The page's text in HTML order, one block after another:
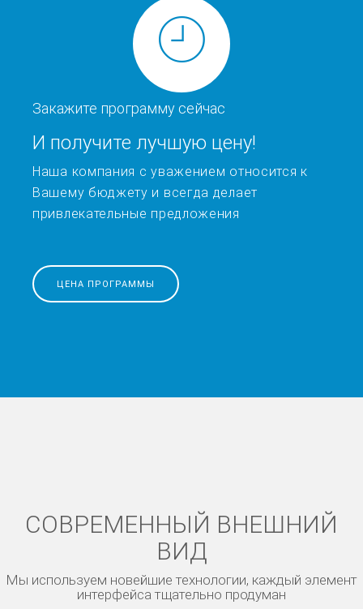
Закажите программу сейчас
И получите лучшую цену!
Наша компания с уважением относится к
Вашему бюджету и всегда делает
привлекательные предложения
ЦЕНА ПРОГРАММЫ
СОВРЕМЕННЫЙ ВНЕШНИЙ
ВИД
Мы используем новейшие технологии, каждый элемент
интерфейса тщательно продуман